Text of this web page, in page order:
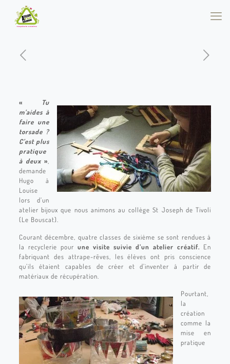
«
Tu
m’aides à
faire une
torsade ?
C’est plus
pratique
à deux »
demande
Hugo à
Louise
lors d’un
atelier bijoux que nous animons au collège St Joseph de Tivoli
(Le Bouscat).
Courant décembre, quatre classes de sixième se sont rendues à
la recyclerie pour une visite suivie d’un atelier créatif. En
fabriquant des attrape-rêves, les élèves ont pris conscience
qu’ils étaient capables de créer et d’inventer à partir de
matériaux de récupération.
Pourtant,
la
création
comme la
mise en
pratique